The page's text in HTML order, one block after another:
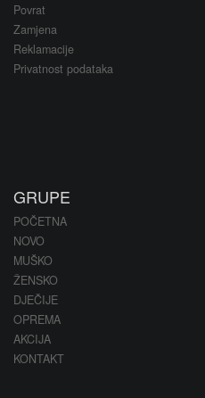
Povrat
Zamjena
Reklamacije
Privatnost podataka
GRUPE
POČETNA
NOVO
MUŠKO
ŽENSKO
DJEČIJE
OPREMA
AKCIJA
KONTAKT